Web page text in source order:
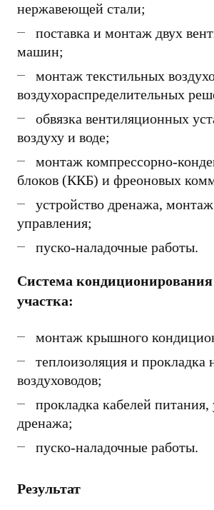
нержавеющей стали;
поставка и монтаж двух
машин;
монтаж текстильных
воздухораспределительных
обвязка вентиляционных
воздуху и воде;
монтаж компрессорно-
блоков (ККБ) и фреоновых
устройство дренажа,
управления;
пуско-наладочные работы.
Система кондиционирования
участка:
монтаж крышного
теплоизоляция и
воздуховодов;
прокладка кабелей питания,
дренажа;
пуско-наладочные работы.
Результат